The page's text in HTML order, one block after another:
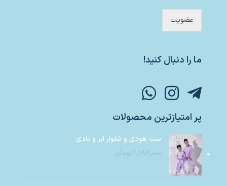
عضویت
ما را دنبال کنید!
پر امتیازترین محصولات
ست هودی و شلوار ابر و بادی
۱,۱۸۸,۰۰۰ تومان